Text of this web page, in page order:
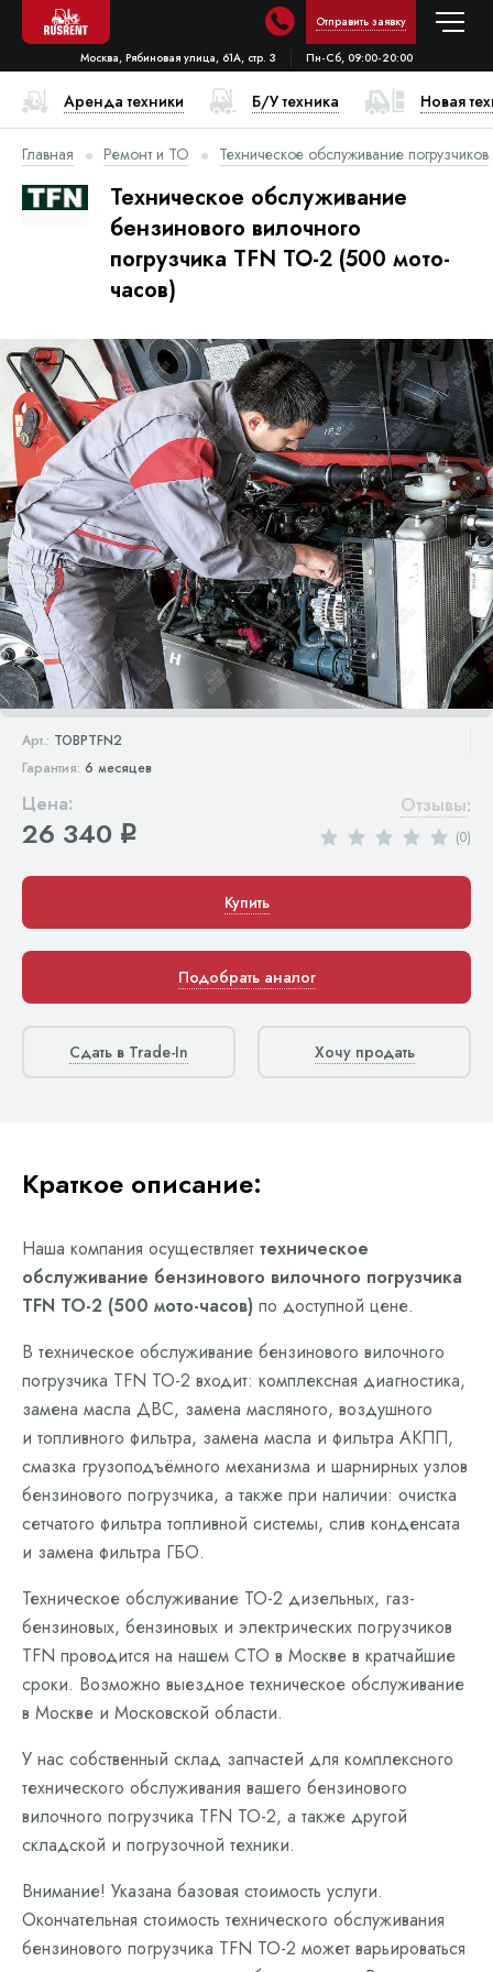
Отправить заявку
Москва, Рябиновая улица, 61А, стр. 3 Пн-Сб, 09:00-20:00
Аренда техники Б/У техника Новая
Главная Ремонт и ТО Техническое обслуживание погрузчиков
Техническое обслуживание
бензинового вилочного
погрузчика TFN ТО-2 (500 мото-
часов)
Арт.: TOBPTFN2
Гарантия: 6 месяцев
Цена:
26 340 q
Отзывы:
(0)
Купить
Подобрать аналог
Сдать в Trade-In Хочу продать
Краткое описание:
Наша компания осуществляет техническое
обслуживание бензинового вилочного погрузчика
TFN ТО-2 (500 мото-часов) по доступной цене.
В техническое обслуживание бензинового вилочного
погрузчика TFN ТО-2 входит: комплексная диагностика,
замена масла ДВС, замена масляного, воздушного
и топливного фильтра, замена масла и фильтра АКПП,
смазка грузоподъёмного механизма и шарнирных узлов
бензинового погрузчика, а также при наличии: очистка
сетчатого фильтра топливной системы, слив конденсата
и замена фильтра ГБО.
Техническое обслуживание ТО-2 дизельных, газ-
бензиновых, бензиновых и электрических погрузчиков
TFN проводится на нашем СТО в Москве в кратчайшие
сроки. Возможно выездное техническое обслуживание
в Москве и Московской области.
У нас собственный склад запчастей для комплексного
технического обслуживания вашего бензинового
вилочного погрузчика TFN ТО-2, а также другой
складской и погрузочной техники.
Внимание! Указана базовая стоимость услуги.
Окончательная стоимость технического обслуживания
бензинового погрузчика TFN ТО-2 может варьироваться